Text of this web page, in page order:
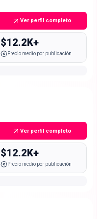
Ver perfil completo
$12.2K+
Precio medio por publicación
Ver perfil completo
$12.2K+
Precio medio por publicación